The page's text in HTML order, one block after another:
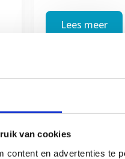
van cookies
content en advertenties te
Lees meer